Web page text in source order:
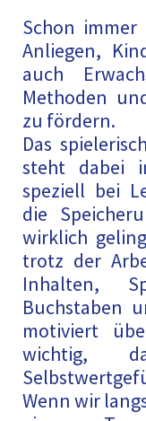
Schon
Anliegen,
auch
Methoden
zu fördern.
Das
steht dabei
speziell bei
die
wirklich
trotz der
Inhalten,
Buchstaben
motiviert
wichtig,
Wenn wir